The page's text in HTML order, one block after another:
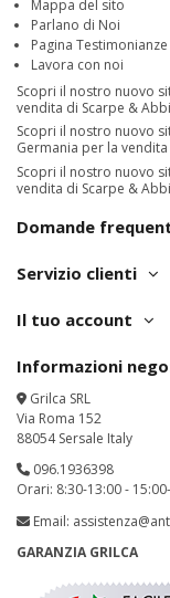
Mappa del sito
Parlano di Noi
Pagina Testimonianze
Lavora con noi
Scopri il nostro nuovo
vendita di Scarpe &
Scopri il nostro nuovo
Germania per la
Scopri il nostro nuovo
vendita di Scarpe &
Domande
Servizio clienti
Il tuo account
Informazioni
Grilca SRL
Via Roma 152
88054 Sersale Italy
096.1936398
Orari: 8:30-13:00 -
Email:
GARANZIA GRILCA